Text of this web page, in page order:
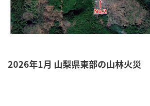
2026年1月 山梨県東部の山林火災